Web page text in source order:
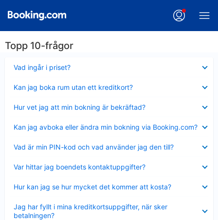
Topp 10-frågor
Vad ingår i priset?
mindre
Kan jag boka rum utan ett kreditkort?
mindre
Hur vet jag att min bokning är bekräftad?
mindre
Kan jag avboka eller ändra min bokning via Booking.com?
mindre
Vad är min PIN-kod och vad använder jag den till?
mindre
Var hittar jag boendets kontaktuppgifter?
mindre
Hur kan jag se hur mycket det kommer att kosta?
mindre
Jag har fyllt i mina kreditkortsuppgifter, när sker
betalningen?
mindre